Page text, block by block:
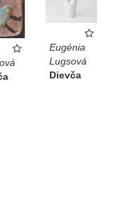
Eugénia
Lugsová
Dievča